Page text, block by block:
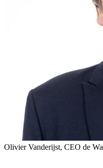
Olivier Vanderijst, CEO de